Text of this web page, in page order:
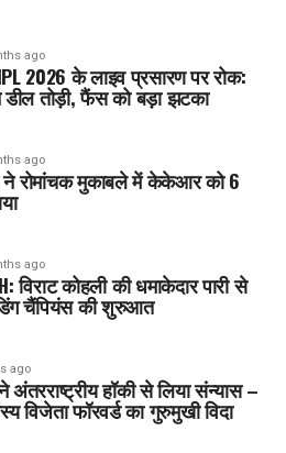
ago
2026 के लाइव प्रसारण पर रोक:
डील तोड़ी, फैंस को बड़ा झटका
ago
ने रोमांचक मुकाबले में केकेआर को 6
ago
विराट कोहली की धमाकेदार पारी से
चैंपियंस की शुरुआत
ago
हॉकी से लिया संन्यास –
विजेता फॉरवर्ड का गुरुमुखी विदा